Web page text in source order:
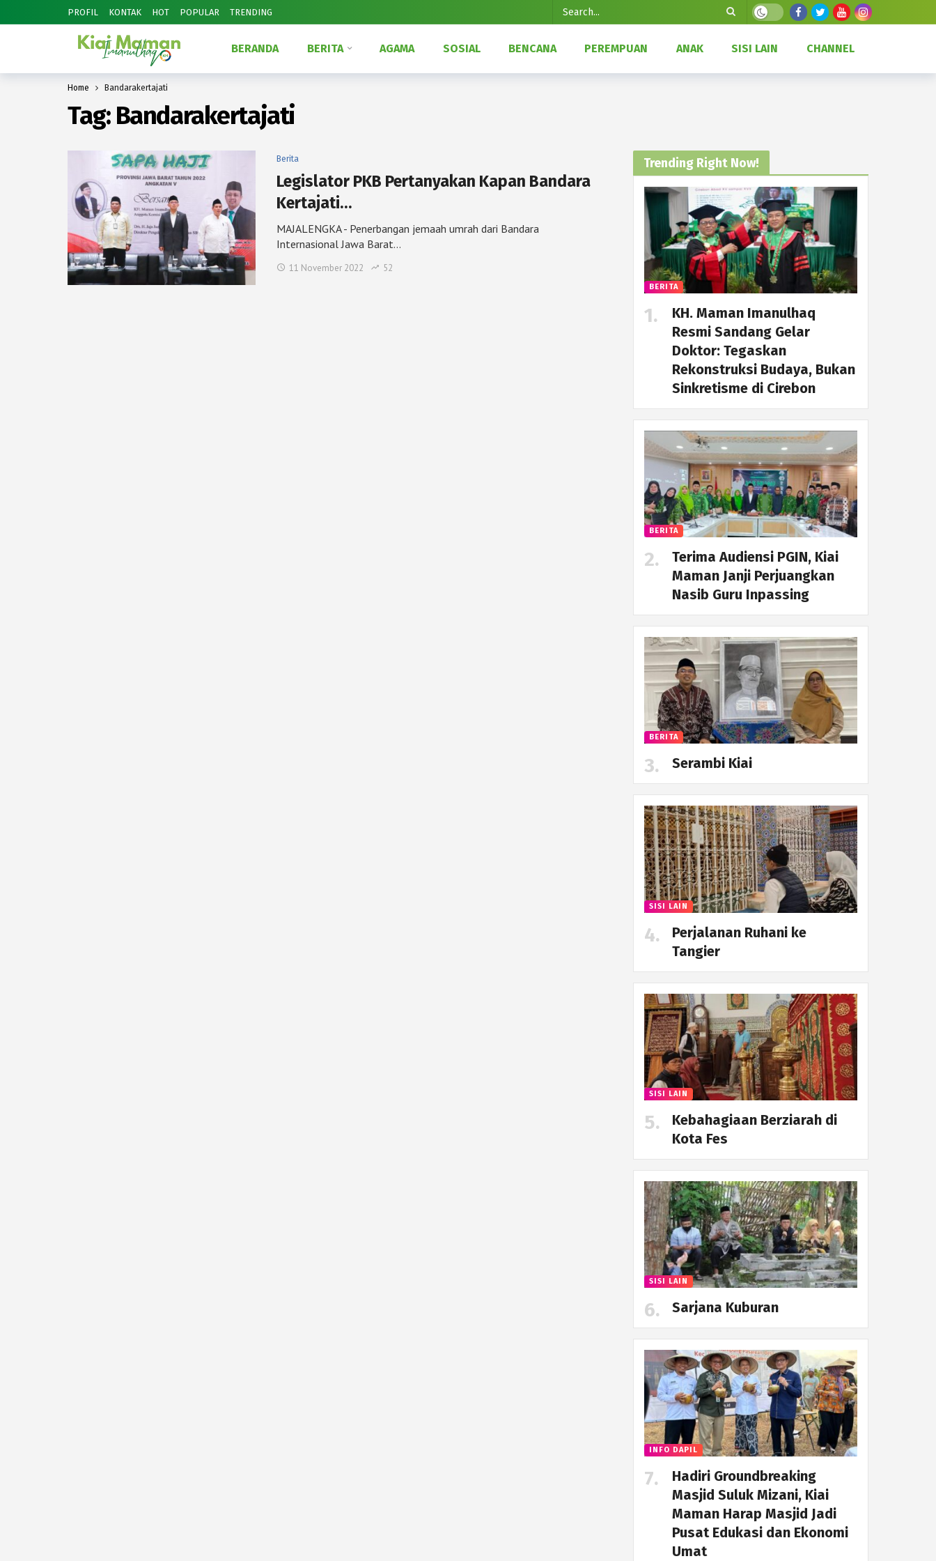
PROFIL KONTAK HOT POPULAR TRENDING Dark mode
BERANDA BERITA AGAMA SOSIAL BENCANA PEREMPUAN ANAK SISI LAIN CHANNEL
Home Bandarakertajati
Tag: Bandarakertajati
Berita
Legislator PKB Pertanyakan Kapan Bandara
Kertajati…
MAJALENGKA - Penerbangan jemaah umrah dari Bandara
Internasional Jawa Barat…
11 November 2022 52
Trending Right Now!
BERITA
KH. Maman Imanulhaq
Resmi Sandang Gelar
Doktor: Tegaskan
Rekonstruksi Budaya, Bukan
Sinkretisme di Cirebon
BERITA
Terima Audiensi PGIN, Kiai
Maman Janji Perjuangkan
Nasib Guru Inpassing
BERITA
Serambi Kiai
SISI LAIN
Perjalanan Ruhani ke
Tangier
SISI LAIN
Kebahagiaan Berziarah di
Kota Fes
SISI LAIN
Sarjana Kuburan
INFO DAPIL
Hadiri Groundbreaking
Masjid Suluk Mizani, Kiai
Maman Harap Masjid Jadi
Pusat Edukasi dan Ekonomi
Umat